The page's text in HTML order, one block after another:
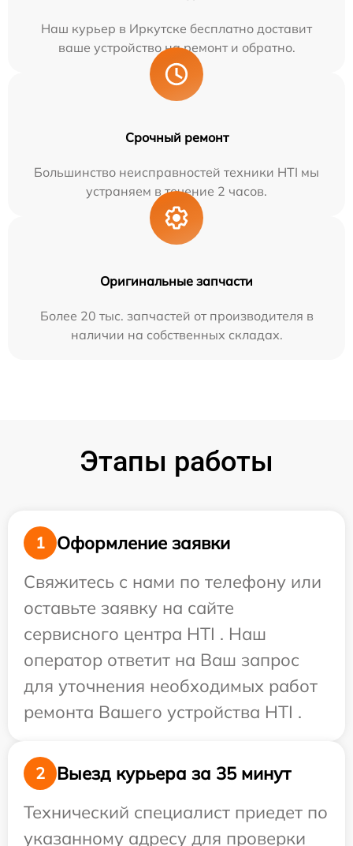
Наш курьер в Иркутске бесплатно доставит
ваше устройство на ремонт и обратно.
Срочный ремонт
Большинство неисправностей техники HTI мы
устраняем в течение 2 часов.
Оригинальные запчасти
Более 20 тыс. запчастей от производителя в
наличии на собственных складах.
Этапы работы
1
Оформление заявки
Свяжитесь с нами по телефону или
оставьте заявку на сайте
сервисного центра HTI . Наш
оператор ответит на Ваш запрос
для уточнения необходимых работ
ремонта Вашего устройства HTI .
2
Выезд курьера за 35 минут
Технический специалист приедет по
указанному адресу для проверки